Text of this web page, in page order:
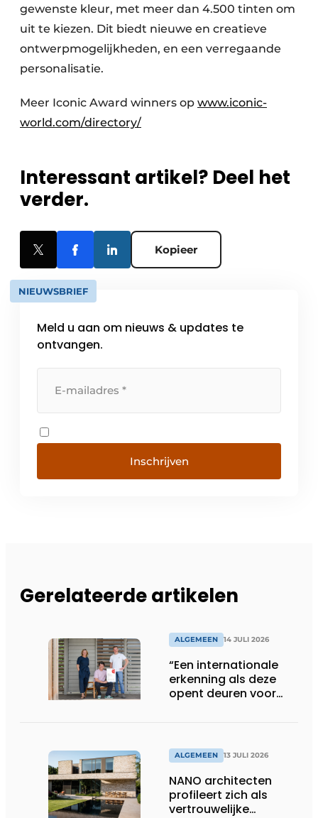
gewenste kleur, met meer dan 4.500 tinten om
uit te kiezen. Dit biedt nieuwe en creatieve
ontwerpmogelijkheden, en een verregaande
personalisatie.
Meer Iconic Award winners op www.iconic-
world.com/directory/
Interessant artikel? Deel het
verder.
Kopieer
NIEUWSBRIEF
Meld u aan om nieuws & updates te
ontvangen.
Inschrijven
Gerelateerde artikelen
ALGEMEEN 14 JULI 2026
“Een internationale
erkenning als deze
opent deuren voor
ALGEMEEN 13 JULI 2026
NANO architecten
profileert zich als
vertrouwelijke